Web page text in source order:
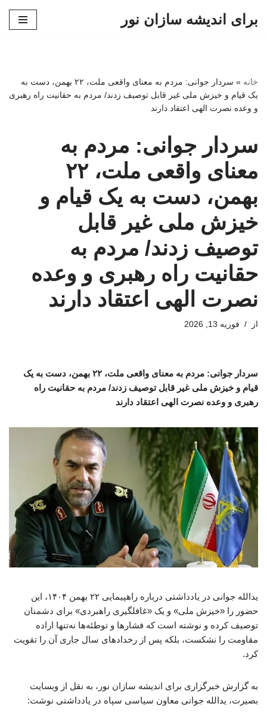
برای اندیشه سازان نور
خانه »
سردار جوانی: مردم به معنای واقعی ملت، ۲۲ بهمن، دست به
یک قیام و خیزش ملی غیر قابل توصیف زدند/ مردم به حقانیت راه رهبری
و وعده نصرت الهی اعتقاد دارند
سردار جوانی: مردم به
معنای واقعی ملت، ۲۲
بهمن، دست به یک قیام و
خیزش ملی غیر قابل
توصیف زدند/ مردم به
حقانیت راه رهبری و وعده
نصرت الهی اعتقاد دارند
از فوریه 13, 2026
سردار جوانی: مردم به معنای واقعی ملت، ۲۲ بهمن، دست به یک
قیام و خیزش ملی غیر قابل توصیف زدند/ مردم به حقانیت راه
رهبری و وعده نصرت الهی اعتقاد دارند
یدالله جوانی در یادداشتی درباره راهپیمایی ۲۲ بهمن ۱۴۰۴، این
حضور را «خیزش ملی» و یک «غافلگیری راهبردی» برای دشمنان
توصیف کرده و نوشته است که فشارها و توطئه‌ها نه‌تنها اراده
مقاومت را نشکست، بلکه پس از رخدادهای سال جاری آن را تقویت
کرد.
به گزارش خبرگزاری برای اندیشه سازان نور، به نقل از وبسایت
بصیرت، یدالله جوانی معاون سیاسی سپاه در یادداشتی نوشت: